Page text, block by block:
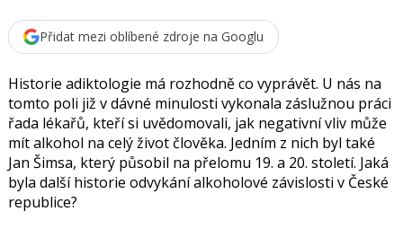
Přidat mezi oblíbené zdroje na Googlu
Historie adiktologie má rozhodně co vyprávět. U nás na
tomto poli již v dávné minulosti vykonala záslužnou práci
řada lékařů, kteří si uvědomovali, jak negativní vliv může
mít alkohol na celý život člověka. Jedním z nich byl také
Jan Šimsa, který působil na přelomu 19. a 20. století. Jaká
byla další historie odvykání alkoholové závislosti v České
republice?